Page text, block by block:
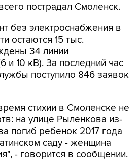
без электроснабжения в
34 линии
и 10 кВ). За последний час
поступило 846 заявок
стихии в Смоленске не
погиб ребенок 2017 года
саду - женщина
- говорится в сообщении.
непогоды